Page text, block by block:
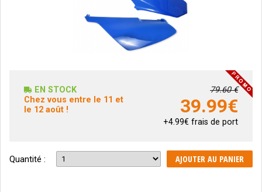
EN STOCK
Chez vous entre le 11 et
le 12 août !
79.60 €
39.99€
+4.99€ frais de port
Quantité : AJOUTER AU PANIER